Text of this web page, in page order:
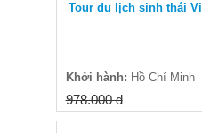
Tour du lịch sinh thái
Khởi hành: Hồ Chí Minh
978.000 đ